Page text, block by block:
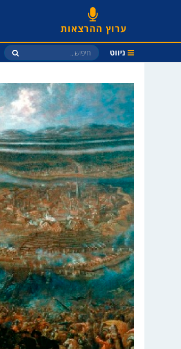
ערוץ ההרצאות
ניווט